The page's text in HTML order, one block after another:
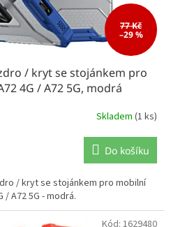
77 Kč
–29 %
/ kryt se stojánkem pro
4G / A72 5G, modrá
Skladem (1 ks)
Do košíku
/ kryt se stojánkem pro mobilní
/ A72 5G - modrá.